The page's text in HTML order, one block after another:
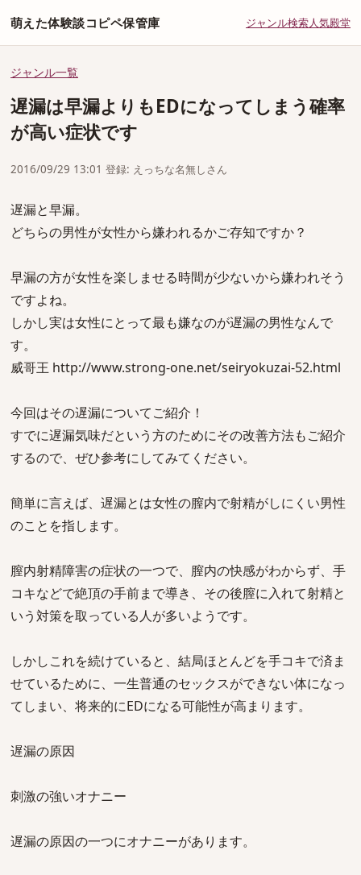
萌えた体験談コピペ保管庫 ジャンル検索人気殿堂
ジャンル一覧
遅漏は早漏よりもEDになってしまう確率
が高い症状です
2016/09/29 13:01 登録: えっちな名無しさん
遅漏と早漏。
どちらの男性が女性から嫌われるかご存知ですか？
早漏の方が女性を楽しませる時間が少ないから嫌われそう
ですよね。
しかし実は女性にとって最も嫌なのが遅漏の男性なんで
す。
威哥王 http://www.strong-one.net/seiryokuzai-52.html
今回はその遅漏についてご紹介！
すでに遅漏気味だという方のためにその改善方法もご紹介
するので、ぜひ参考にしてみてください。
簡単に言えば、遅漏とは女性の膣内で射精がしにくい男性
のことを指します。
膣内射精障害の症状の一つで、膣内の快感がわからず、手
コキなどで絶頂の手前まで導き、その後膣に入れて射精と
いう対策を取っている人が多いようです。
しかしこれを続けていると、結局ほとんどを手コキで済ま
せているために、一生普通のセックスができない体になっ
てしまい、将来的にEDになる可能性が高まります。
遅漏の原因
刺激の強いオナニー
遅漏の原因の一つにオナニーがあります。